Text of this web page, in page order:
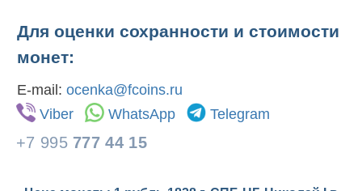
Для оценки сохранности и стоимости
монет:
E-mail: ocenka@fcoins.ru
Viber
WhatsApp Telegram
+7 995 777 44 15